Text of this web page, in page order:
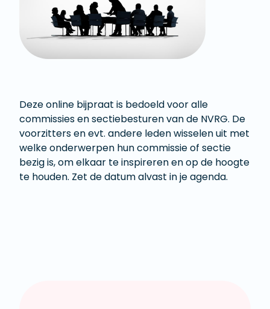
Deze online bijpraat is bedoeld voor alle
commissies en sectiebesturen van de NVRG. De
voorzitters en evt. andere leden wisselen uit met
welke onderwerpen hun commissie of sectie
bezig is, om elkaar te inspireren en op de hoogte
te houden. Zet de datum alvast in je agenda.